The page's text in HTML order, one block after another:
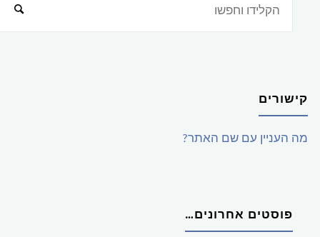
קישורים
מה העניין עם שם האתר?
פוסטים אחרונים…